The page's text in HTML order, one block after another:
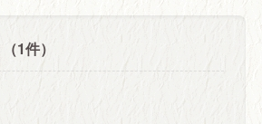
（1件）